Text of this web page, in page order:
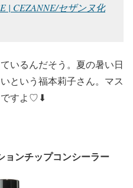
| CEZANNE/セザンヌ化
いるんだそう。 夏の暑い日
という福本莉子さん。マス
ですよ♡⬇︎
ョンチップコンシーラー